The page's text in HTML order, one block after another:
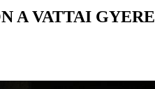
A VATTAI